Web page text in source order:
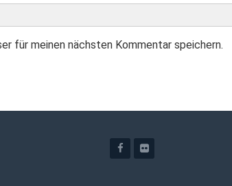
für meinen nächsten Kommentar speichern.